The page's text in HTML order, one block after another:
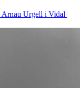
Arnau Urgell i Vidal |